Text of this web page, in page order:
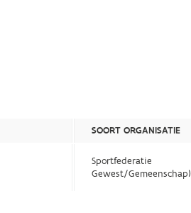
SOORT ORGANISATIE
Sportfederatie
Gewest/Gemeenschap)